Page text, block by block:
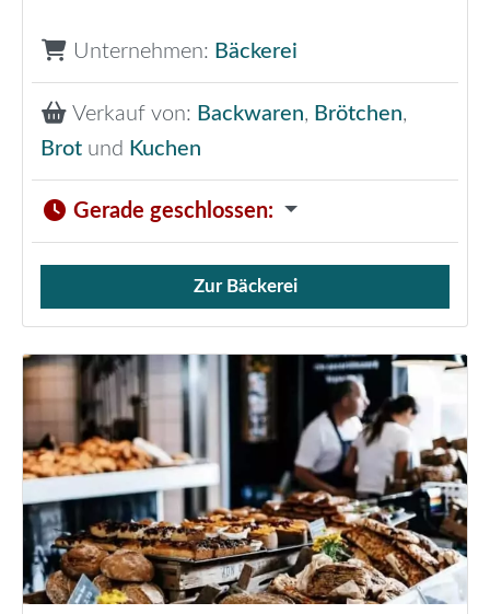
Unternehmen: Bäckerei
Verkauf von: Backwaren, Brötchen,
Brot und Kuchen
Gerade geschlossen:
Verkauf von Brötchen,
Zur Bäckerei